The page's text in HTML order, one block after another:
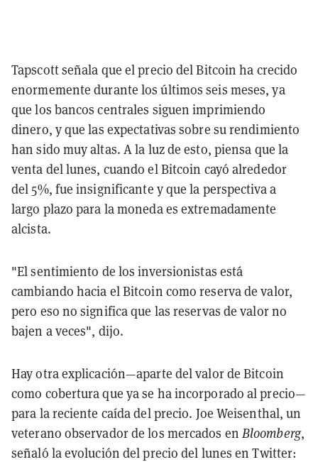
Tapscott señala que el precio del Bitcoin ha crecido
enormemente durante los últimos seis meses, ya
que los bancos centrales siguen imprimiendo
dinero, y que las expectativas sobre su rendimiento
han sido muy altas. A la luz de esto, piensa que la
venta del lunes, cuando el Bitcoin cayó alrededor
del 5%, fue insignificante y que la perspectiva a
largo plazo para la moneda es extremadamente
alcista.
"El sentimiento de los inversionistas está
cambiando hacia el Bitcoin como reserva de valor,
pero eso no significa que las reservas de valor no
bajen a veces", dijo.
Hay otra explicación—aparte del valor de Bitcoin
como cobertura que ya se ha incorporado al precio—
para la reciente caída del precio. Joe Weisenthal, un
veterano observador de los mercados en Bloomberg,
señaló la evolución del precio del lunes en Twitter: